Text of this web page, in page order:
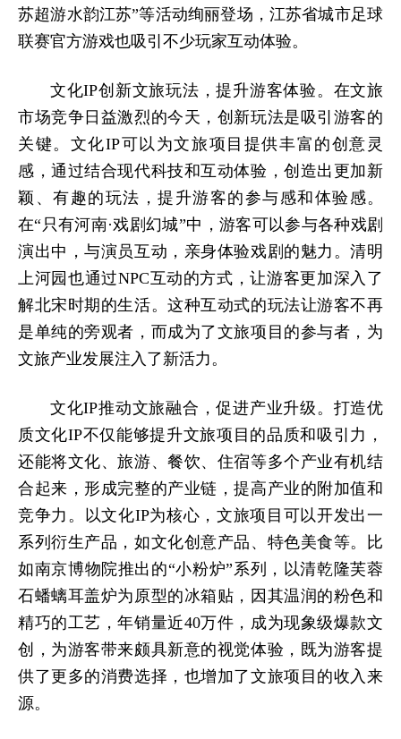
苏超游水韵江苏”等活动绚丽登场，江苏省城市足球
联赛官方游戏也吸引不少玩家互动体验。
文化IP创新文旅玩法，提升游客体验。在文旅
市场竞争日益激烈的今天，创新玩法是吸引游客的
关键。文化IP可以为文旅项目提供丰富的创意灵
感，通过结合现代科技和互动体验，创造出更加新
颖、有趣的玩法，提升游客的参与感和体验感。
在“只有河南·戏剧幻城”中，游客可以参与各种戏剧
演出中，与演员互动，亲身体验戏剧的魅力。清明
上河园也通过NPC互动的方式，让游客更加深入了
解北宋时期的生活。这种互动式的玩法让游客不再
是单纯的旁观者，而成为了文旅项目的参与者，为
文旅产业发展注入了新活力。
文化IP推动文旅融合，促进产业升级。打造优
质文化IP不仅能够提升文旅项目的品质和吸引力，
还能将文化、旅游、餐饮、住宿等多个产业有机结
合起来，形成完整的产业链，提高产业的附加值和
竞争力。以文化IP为核心，文旅项目可以开发出一
系列衍生产品，如文化创意产品、特色美食等。比
如南京博物院推出的“小粉炉”系列，以清乾隆芙蓉
石蟠螭耳盖炉为原型的冰箱贴，因其温润的粉色和
精巧的工艺，年销量近40万件，成为现象级爆款文
创，为游客带来颇具新意的视觉体验，既为游客提
供了更多的消费选择，也增加了文旅项目的收入来
源。